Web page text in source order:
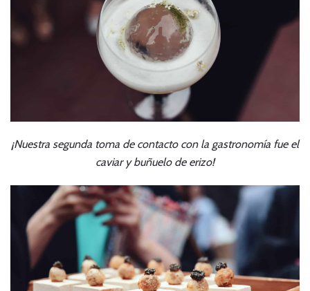
¡Nuestra segunda toma de contacto con la gastronomía fue el
caviar y buñuelo de erizo!